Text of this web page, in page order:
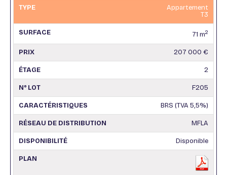
Appartement
T3
71 m2
207 000 €
2
F205
BRS (TVA 5,5%)
MFLA
Disponible